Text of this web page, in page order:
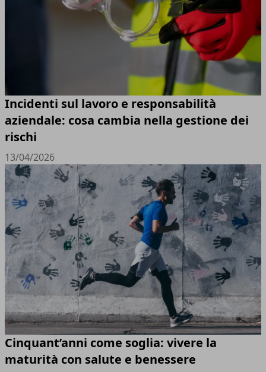
Incidenti sul lavoro e responsabilità
aziendale: cosa cambia nella gestione dei
rischi
13/04/2026
Cinquant’anni come soglia: vivere la
maturità con salute e benessere